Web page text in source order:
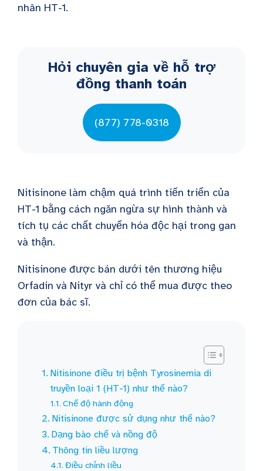
nhân HT-1.
Hỏi chuyên gia về hỗ trợ
đồng thanh toán
(877) 778-0318
Nitisinone làm chậm quá trình tiến triển của
HT-1 bằng cách ngăn ngừa sự hình thành và
tích tụ các chất chuyển hóa độc hại trong gan
và thận.
Nitisinone được bán dưới tên thương hiệu
Orfadin và Nityr và chỉ có thể mua được theo
đơn của bác sĩ.
Nitisinone điều trị bệnh Tyrosinemia di
truyền loại 1 (HT-1) như thế nào?
Chế độ hành động
Nitisinone được sử dụng như thế nào?
Dạng bào chế và nồng độ
Thông tin liều lượng
Điều chỉnh liều